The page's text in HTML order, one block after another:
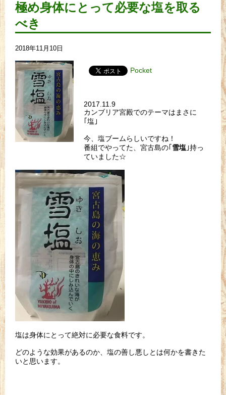
極め身体にとって必要な塩を取る
べき
2018年11月10日
Pocket
2017.11.9
カンブリア宮殿でのテーマはまさに
｢塩｣
今、塩ブームらしいですね！
番組でやってた、宮古島の｢ 雪塩 ｣持っ
ていました☆
塩は身体にとって絶対に必要な食料です。
どのような効果があるのか、 塩の善し悪しとは何かを書きた
いと思います。